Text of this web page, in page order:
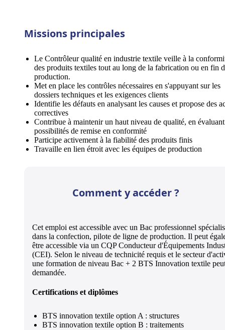
Missions principales
Le Contrôleur qualité en industrie textile veille à la
des produits textiles tout au long de la fabrication ou en fin
production.
Met en place les contrôles nécessaires en s'appuyant sur les
dossiers techniques et les exigences clients
Identifie les défauts en analysant les causes et propose des
correctives
Contribue à maintenir un haut niveau de qualité, en
possibilités de remise en conformité
Participe activement à la fiabilité des produits finis
Travaille en lien étroit avec les équipes de production
Comment y accéder ?
Cet emploi est accessible avec un Bac professionnel
dans la confection, pilote de ligne de production. Il peut
être accessible via un CQP Conducteur d'Équipements
(CEI). Selon le niveau de technicité requis et le secteur
une formation de niveau Bac + 2 BTS Innovation textile
demandée.
Certifications et diplômes
BTS innovation textile option A : structures
BTS innovation textile option B : traitements